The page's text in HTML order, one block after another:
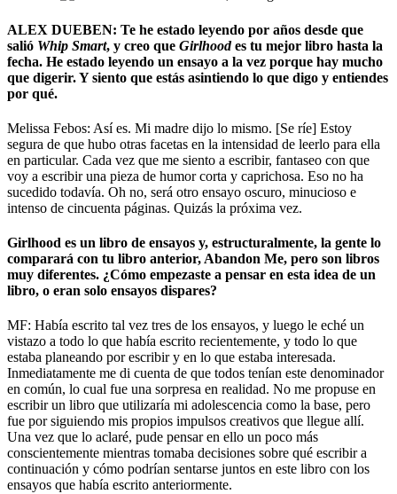
ALEX DUEBEN: Te he estado leyendo por años desde que
salió Whip Smart, y creo que Girlhoodes tu mejor libro hasta la
fecha. He estado leyendo un ensayo a la vez porque hay mucho
que digerir. Y siento que estás asintiendo lo que digo y entiendes
por qué.
Melissa Febos: Así es. Mi madre dijo lo mismo. [Se ríe] Estoy
segura de que hubo otras facetas en la intensidad de leerlo para ella
en particular. Cada vez que me siento a escribir, fantaseo con que
voy a escribir una pieza de humor corta y caprichosa. Eso no ha
sucedido todavía. Oh no, será otro ensayo oscuro, minucioso e
intenso de cincuenta páginas. Quizás la próxima vez.
Girlhood es un libro de ensayos y, estructuralmente, la gente lo
comparará con tu libro anterior, Abandon Me, pero son libros
muy diferentes. ¿Cómo empezaste a pensar en esta idea de un
libro, o eran solo ensayos dispares?
MF: Había escrito tal vez tres de los ensayos, y luego le eché un
vistazo a todo lo que había escrito recientemente, y todo lo que
estaba planeando por escribir y en lo que estaba interesada.
Inmediatamente me di cuenta de que todos tenían este denominador
en común, lo cual fue una sorpresa en realidad. No me propuse en
escribir un libro que utilizaría mi adolescencia como la base, pero
fue por siguiendo mis propios impulsos creativos que llegue allí.
Una vez que lo aclaré, pude pensar en ello un poco más
conscientemente mientras tomaba decisiones sobre qué escribir a
continuación y cómo podrían sentarse juntos en este libro con los
ensayos que había escrito anteriormente.